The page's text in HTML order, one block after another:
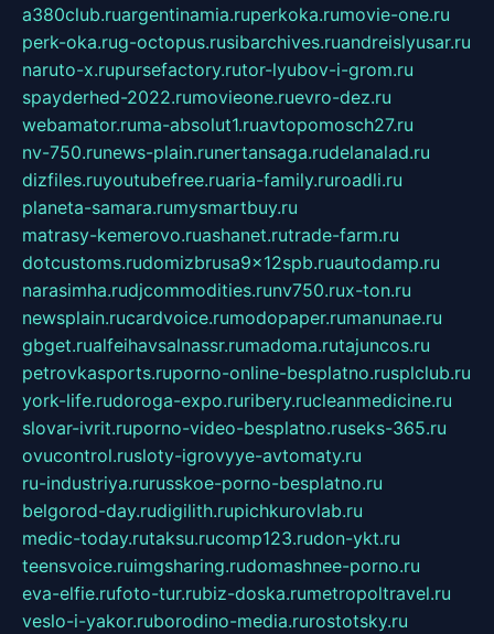
a380club.ruargentinamia.ruperkoka.rumovie-one.ru
perk-oka.rug-octopus.rusibarchives.ruandreislyusar.ru
naruto-x.rupursefactory.rutor-lyubov-i-grom.ru
spayderhed-2022.rumovieone.ruevro-dez.ru
webamator.ruma-absolut1.ruavtopomosch27.ru
nv-750.runews-plain.runertansaga.rudelanalad.ru
dizfiles.ruyoutubefree.ruaria-family.ruroadli.ru
planeta-samara.rumysmartbuy.ru
matrasy-kemerovo.ruashanet.rutrade-farm.ru
dotcustoms.rudomizbrusa9x12spb.ruautodamp.ru
narasimha.rudjcommodities.runv750.rux-ton.ru
newsplain.rucardvoice.rumodopaper.rumanunae.ru
gbget.rualfeihavsalnassr.rumadoma.rutajuncos.ru
petrovkasports.ruporno-online-besplatno.rusplclub.ru
york-life.rudoroga-expo.ruribery.rucleanmedicine.ru
slovar-ivrit.ruporno-video-besplatno.ruseks-365.ru
ovucontrol.rusloty-igrovyye-avtomaty.ru
ru-industriya.rurusskoe-porno-besplatno.ru
belgorod-day.rudigilith.rupichkurovlab.ru
medic-today.rutaksu.rucomp123.rudon-ykt.ru
teensvoice.ruimgsharing.rudomashnee-porno.ru
eva-elfie.rufoto-tur.rubiz-doska.rumetropoltravel.ru
veslo-i-yakor.ruborodino-media.rurostotsky.ru